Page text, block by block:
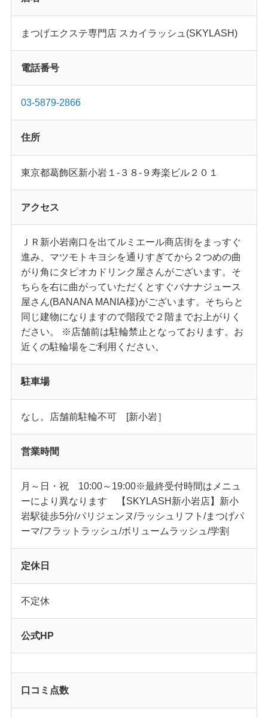
まつげエクステ専門店 スカイラッシュ(SKYLASH)
電話番号
03-5879-2866
住所
東京都葛飾区新小岩１-３８-９寿楽ビル２０１
アクセス
ＪＲ新小岩南口を出てルミエール商店街をまっすぐ
進み、マツモトキヨシを通りすぎてから２つめの曲
がり角にタピオカドリンク屋さんがございます。そ
ちらを右に曲がっていただくとすぐバナナジュース
屋さん(BANANA MANIA様)がございます。そちらと
同じ建物になりますので階段で２階までお上がりく
ださい。 ※店舗前は駐輪禁止となっております。お
近くの駐輪場をご利用ください。
駐車場
なし。店舗前駐輪不可 [新小岩］
営業時間
月～日・祝 10:00～19:00※最終受付時間はメニュ
ーにより異なります 【SKYLASH新小岩店】新小
岩駅徒歩5分/パリジェンヌ/ラッシュリフト/まつげパ
ーマ/フラットラッシュ/ボリュームラッシュ/学割
定休日
不定休
公式HP
口コミ点数